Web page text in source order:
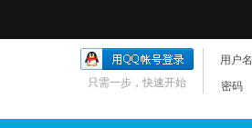
用户名
密码
只需一步，快速开始